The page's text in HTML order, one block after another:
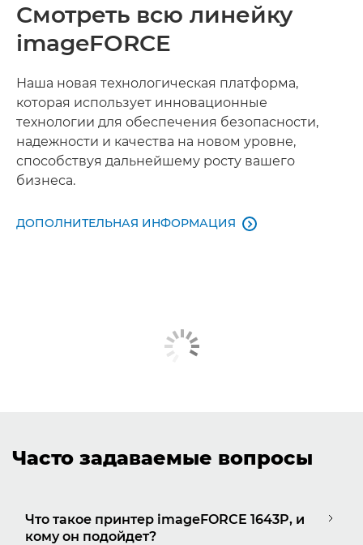
Смотреть всю линейку
imageFORCE
Наша новая технологическая платформа,
которая использует инновационные
технологии для обеспечения безопасности,
надежности и качества на новом уровне,
способствуя дальнейшему росту вашего
бизнеса.
ДОПОЛНИТЕЛЬНАЯ ИНФОРМАЦИЯ 
Часто задаваемые вопросы
Что такое принтер imageFORCE 1643P, и
кому он подойдет?